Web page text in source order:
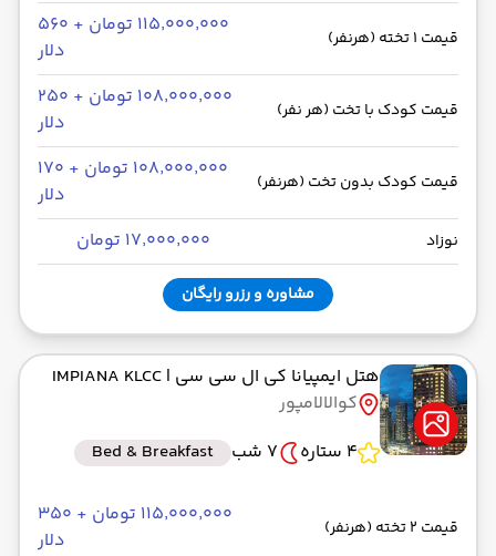
قیمت 1 تخته (هرنفر)
۱۱۵٬۰۰۰٬۰۰۰ تومان + ۵۶۰
دلار
قیمت کودک با تخت (هر نفر)
۱۰۸٬۰۰۰٬۰۰۰ تومان + ۲۵۰
دلار
قیمت کودک بدون تخت (هرنفر)
۱۰۸٬۰۰۰٬۰۰۰ تومان + ۱۷۰
دلار
نوزاد ۱۷٬۰۰۰٬۰۰۰ تومان
مشاوره و رزرو رایگان
هتل ایمپیانا کی ال سی سی | IMPIANA KLCC
کوالالامپور
4 ستاره
7 شب Bed & Breakfast
قیمت 2 تخته (هرنفر)
۱۱۵٬۰۰۰٬۰۰۰ تومان + ۳۵۰
دلار